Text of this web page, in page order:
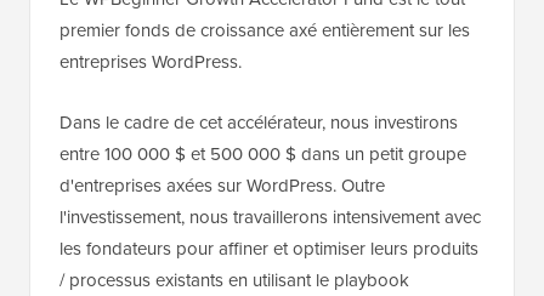
premier fonds de croissance axé entièrement sur les
entreprises WordPress.
Dans le cadre de cet accélérateur, nous investirons
entre 100 000 $ et 500 000 $ dans un petit groupe
d'entreprises axées sur WordPress. Outre
l'investissement, nous travaillerons intensivement avec
les fondateurs pour affiner et optimiser leurs produits
/ processus existants en utilisant le playbook